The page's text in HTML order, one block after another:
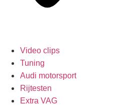
Video clips
Tuning
Audi motorsport
Rijtesten
Extra VAG